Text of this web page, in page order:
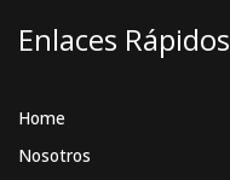
m
Enlaces Rápidos
Home
Nosotros